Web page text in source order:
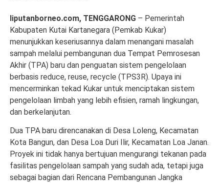
liputanborneo.com, TENGGARONG – Pemerintah
Kabupaten Kutai Kartanegara (Pemkab Kukar)
menunjukkan keseriusannya dalam menangani masalah
sampah melalui pembangunan dua Tempat Pemrosesan
Akhir (TPA) baru dan penguatan sistem pengelolaan
berbasis reduce, reuse, recycle (TPS3R). Upaya ini
mencerminkan tekad Kukar untuk menciptakan sistem
pengelolaan limbah yang lebih efisien, ramah lingkungan,
dan berkelanjutan.
Dua TPA baru direncanakan di Desa Loleng, Kecamatan
Kota Bangun, dan Desa Loa Duri Ilir, Kecamatan Loa Janan.
Proyek ini tidak hanya bertujuan mengurangi tekanan pada
fasilitas pengelolaan sampah yang sudah ada, tetapi juga
sebagai bagian dari Rencana Pembangunan Jangka